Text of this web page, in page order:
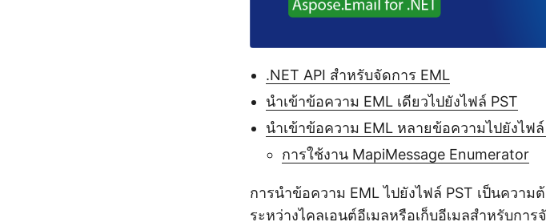
.NET API สำหรับจัดการ EML
นำเข้าข้อความ EML เดียวไปยังไฟล์ PST
นำเข้าข้อความ EML หลายข้อความไปยังไฟล์
การใช้งาน MapiMessage Enumerator
การนำข้อความ EML ไปยังไฟล์ PST เป็นควา
ระหว่างไคลเอนต์อีเมลหรือเก็บอีเมลสำหรับกา